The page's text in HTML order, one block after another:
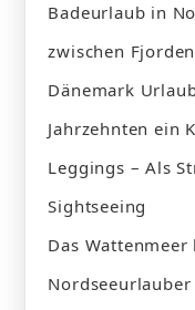
Badeurlaub in
zwischen
Dänemark
Jahrzehnten ein
Leggings – Als
Sightseeing
Das